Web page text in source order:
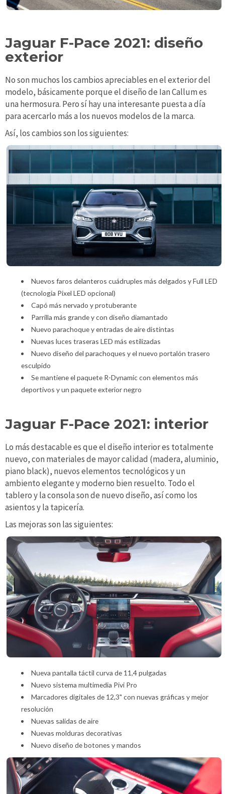
Jaguar F-Pace 2021: diseño
exterior
No son muchos los cambios apreciables en el exterior del
modelo, básicamente porque el diseño de Ian Callum es
una hermosura. Pero sí hay una interesante puesta a día
para acercarlo más a los nuevos modelos de la marca.
Así, los cambios son los siguientes:
Nuevos faros delanteros cuádruples más delgados y Full LED
(tecnología Pixel LED opcional)
Capó más nervado y protuberante
Parrilla más grande y con diseño diamantado
Nuevo parachoque y entradas de aire distintas
Nuevas luces traseras LED más estilizadas
Nuevo diseño del parachoques y el nuevo portalón trasero
esculpido
Se mantiene el paquete R-Dynamic con elementos más
deportivos y un paquete exterior negro
Jaguar F-Pace 2021: interior
Lo más destacable es que el diseño interior es totalmente
nuevo, con materiales de mayor calidad (madera, aluminio,
piano black), nuevos elementos tecnológicos y un
ambiento elegante y moderno bien resuelto. Todo el
tablero y la consola son de nuevo diseño, así como los
asientos y la tapicería.
Las mejoras son las siguientes:
Nueva pantalla táctil curva de 11,4 pulgadas
Nuevo sistema multimedia Pivi Pro
Marcadores digitales de 12,3" con nuevas gráficas y mejor
resolución
Nuevas salidas de aire
Nuevas molduras decorativas
Nuevo diseño de botones y mandos